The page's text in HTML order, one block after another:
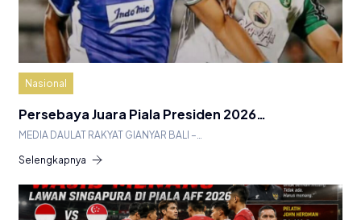
Nasional
Persebaya Juara Piala Presiden 2026…
MEDIA DAULAT RAKYAT GIANYAR BALI –…
Selengkapnya